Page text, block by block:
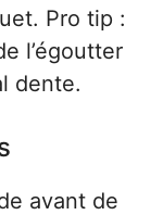
Pro tip :
l’égoutter
dente.
avant de